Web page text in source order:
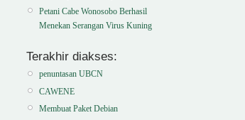
Petani Cabe Wonosobo Berhasil
Menekan Serangan Virus Kuning
Terakhir diakses:
penuntasan UBCN
CAWENE
Membuat Paket Debian